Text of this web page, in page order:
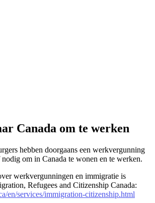
Canada om te werken
hebben doorgaans een werkvergunning
om in Canada te wonen en te werken.
werkvergunningen en immigratie is
Refugees and Citizenship Canada:
en/services/immigration-citizenship.html